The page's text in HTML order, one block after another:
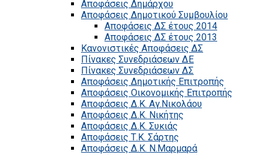
Αποφάσεις Δημάρχου
Αποφάσεις Δημοτικού Συμβουλίου
Αποφάσεις ΔΣ έτους 2014
Αποφάσεις ΔΣ έτους 2013
Κανονιστικές Αποφάσεις ΔΣ
Πίνακες Συνεδριάσεων ΔΕ
Πίνακες Συνεδριάσεων ΔΣ
Αποφάσεις Δημοτικής Επιτροπής
Αποφάσεις Οικονομικής Επιτροπής
Αποφάσεις Δ.Κ. Αγ.Νικολάου
Αποφάσεις Δ.Κ. Νικήτης
Αποφάσεις Δ.Κ. Συκιάς
Αποφάσεις Τ.Κ. Σάρτης
Αποφάσεις Δ.Κ. Ν.Μαρμαρά